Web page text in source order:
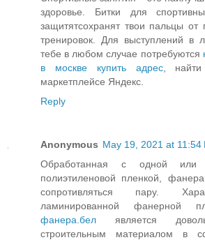
здоровье. Битки для
защитятсохранят твои пальцы
тренировок. Для выступлений в
тебе в любом случае потребуются
в москве купить адрес,
маркетплейсе Яндекс.
Reply
Anonymous May 19, 2021 at 11:54
Обработанная с одной или
полиэтиленовой пленкой,
сопротивляться пару.
ламинированной фанерной
фанера.бел является
строительным материалом в